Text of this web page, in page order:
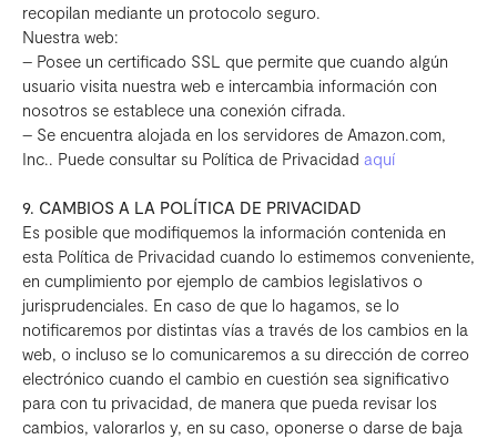
recopilan mediante un protocolo seguro.
Nuestra web:
– Posee un certificado SSL que permite que cuando algún
usuario visita nuestra web e intercambia información con
nosotros se establece una conexión cifrada.
– Se encuentra alojada en los servidores de Amazon.com,
Inc.. Puede consultar su Política de Privacidad aquí
9. CAMBIOS A LA POLÍTICA DE PRIVACIDAD
Es posible que modifiquemos la información contenida en
esta Política de Privacidad cuando lo estimemos conveniente,
en cumplimiento por ejemplo de cambios legislativos o
jurisprudenciales. En caso de que lo hagamos, se lo
notificaremos por distintas vías a través de los cambios en la
web, o incluso se lo comunicaremos a su dirección de correo
electrónico cuando el cambio en cuestión sea significativo
para con tu privacidad, de manera que pueda revisar los
cambios, valorarlos y, en su caso, oponerse o darse de baja